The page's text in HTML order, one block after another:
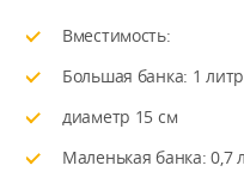
Вместимость:
Большая банка: 1 литр
диаметр 15 см
Маленькая банка: 0,7